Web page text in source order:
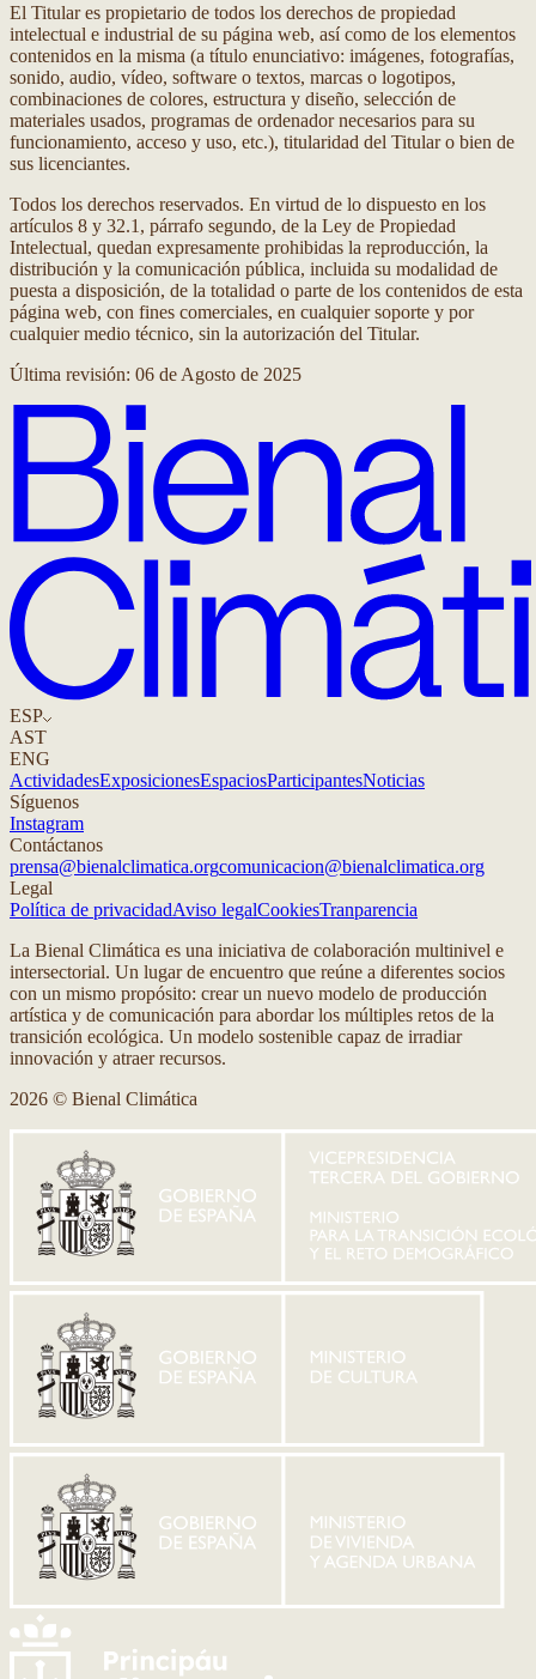
El Titular es propietario de todos los derechos de propiedad
intelectual e industrial de su página web, así como de los elementos
contenidos en la misma (a título enunciativo: imágenes, fotografías,
sonido, audio, vídeo, software o textos, marcas o logotipos,
combinaciones de colores, estructura y diseño, selección de
materiales usados, programas de ordenador necesarios para su
funcionamiento, acceso y uso, etc.), titularidad del Titular o bien de
sus licenciantes.
Todos los derechos reservados. En virtud de lo dispuesto en los
artículos 8 y 32.1, párrafo segundo, de la Ley de Propiedad
Intelectual, quedan expresamente prohibidas la reproducción, la
distribución y la comunicación pública, incluida su modalidad de
puesta a disposición, de la totalidad o parte de los contenidos de esta
página web, con fines comerciales, en cualquier soporte y por
cualquier medio técnico, sin la autorización del Titular.
Última revisión: 06 de Agosto de 2025
ESP
AST
ENG
ActividadesExposicionesEspaciosParticipantesNoticias
Síguenos
Instagram
Contáctanos
prensa@bienalclimatica.orgcomunicacion@bienalclimatica.org
Legal
Política de privacidadAviso legalCookiesTranparencia
La Bienal Climática es una iniciativa de colaboración multinivel e
intersectorial. Un lugar de encuentro que reúne a diferentes socios
con un mismo propósito: crear un nuevo modelo de producción
artística y de comunicación para abordar los múltiples retos de la
transición ecológica. Un modelo sostenible capaz de irradiar
innovación y atraer recursos.
2026 © Bienal Climática